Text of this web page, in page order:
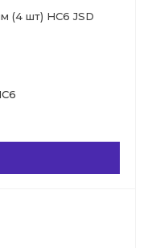
(4 шт) НС6 JSD